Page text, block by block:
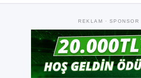
REKLAM · SPONSOR